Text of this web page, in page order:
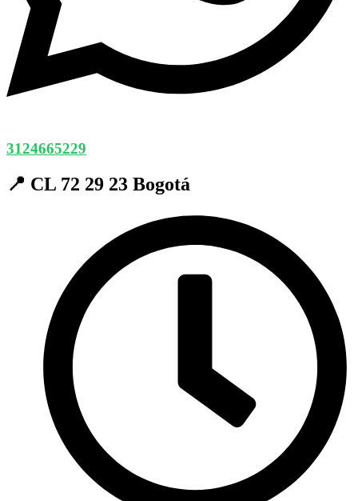
3124665229
📍 CL 72 29 23 Bogotá